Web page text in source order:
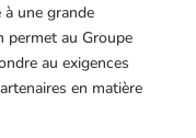
une grande
permet au Groupe
au exigences
en matière